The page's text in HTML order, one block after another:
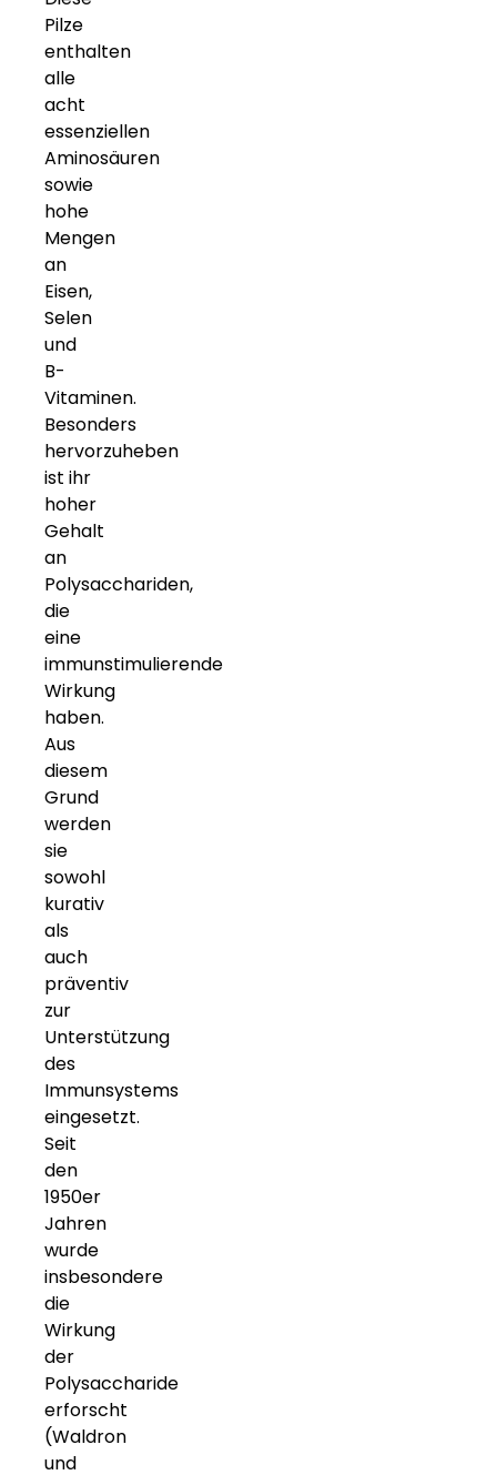
Pilze
enthalten
alle
acht
essenziellen
Aminosäuren
sowie
hohe
Mengen
an
Eisen,
Selen
und
B-
Vitaminen.
Besonders
hervorzuheben
ist ihr
hoher
Gehalt
an
Polysacchariden,
die
eine
immunstimulierende
Wirkung
haben.
Aus
diesem
Grund
werden
sie
sowohl
kurativ
als
auch
präventiv
zur
Unterstützung
des
Immunsystems
eingesetzt.
Seit
den
1950er
Jahren
wurde
insbesondere
die
Wirkung
der
Polysaccharide
erforscht
(Waldron
und